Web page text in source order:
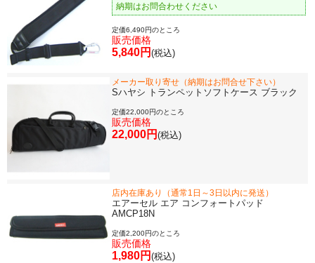
納期はお問合わせください
定価6,490円のところ
販売価格
5,840円 (税込)
メーカー取り寄せ（納期はお問合せ下さい）
Sハヤシ トランペットソフトケース ブラック
定価22,000円のところ
販売価格
22,000円 (税込)
店内在庫あり（通常1日～3日以内に発送）
エアーセル エア コンフォートパッド
AMCP18N
定価2,200円のところ
販売価格
1,980円 (税込)
選定者のご紹介
演奏会のお知らせ
ログイン・マイページ